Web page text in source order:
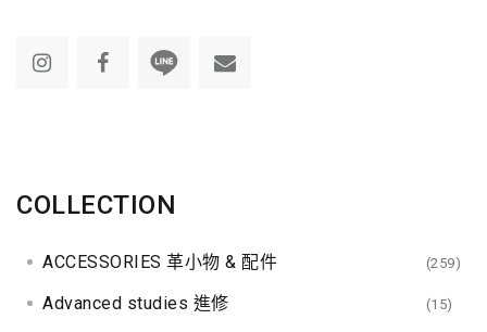
COLLECTION
ACCESSORIES 革小物 & 配件 (259)
Advanced studies 進修 (15)